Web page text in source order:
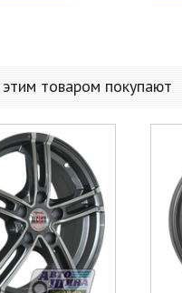
товаром покупают